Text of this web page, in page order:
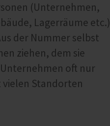
(Unternehmen,
Lagerräume etc.)
der Nummer selbst
ziehen, dem sie
oft nur
vielen Standorten